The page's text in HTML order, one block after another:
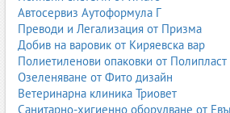
Автосервиз Аутоформула Г
Преводи и Легализация от Призма
Добив на варовик от Киряевска вар
Полиетиленови опаковки от
Озеленяване от Фито дизайн
Ветеринарна клиника Триовет
Санитарно-хигиенно оборудване от